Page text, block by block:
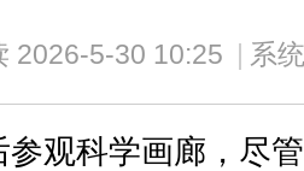
2026-5-30 10:25 系
参观科学画廊，尽